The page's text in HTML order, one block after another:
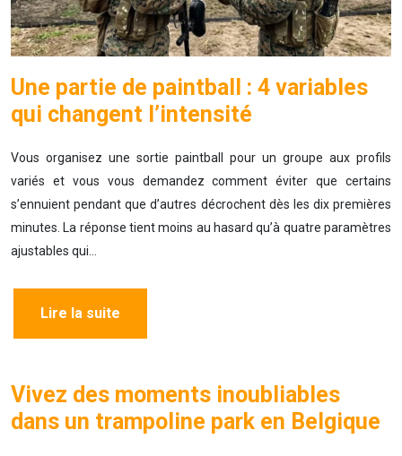
Une partie de paintball : 4 variables
qui changent l’intensité
Vous organisez une sortie paintball pour un groupe aux profils
variés et vous vous demandez comment éviter que certains
s’ennuient pendant que d’autres décrochent dès les dix premières
minutes. La réponse tient moins au hasard qu’à quatre paramètres
ajustables qui…
Lire la suite
Vivez des moments inoubliables
dans un trampoline park en Belgique